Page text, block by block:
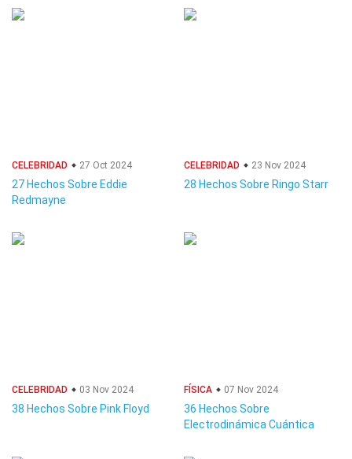
CELEBRIDAD 27 Oct 2024
27 Hechos Sobre Eddie
Redmayne
CELEBRIDAD 23 Nov 2024
28 Hechos Sobre Ringo Starr
CELEBRIDAD 03 Nov 2024
38 Hechos Sobre Pink Floyd
FÍSICA 07 Nov 2024
36 Hechos Sobre
Electrodinámica Cuántica